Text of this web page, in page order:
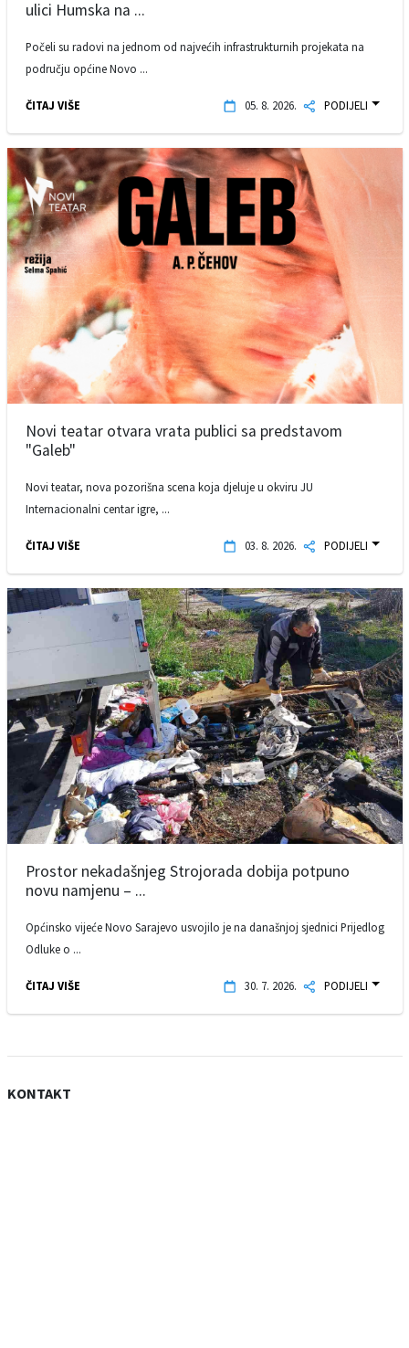
ulici Humska na ...
Počeli su radovi na jednom od najvećih infrastrukturnih projekata na
području općine Novo ...
ČITAJ VIŠE 05. 8. 2026. PODIJELI
Novi teatar otvara vrata publici sa predstavom
"Galeb"
Novi teatar, nova pozorišna scena koja djeluje u okviru JU
Internacionalni centar igre, ...
ČITAJ VIŠE 03. 8. 2026. PODIJELI
Prostor nekadašnjeg Strojorada dobija potpuno
novu namjenu – ...
Općinsko vijeće Novo Sarajevo usvojilo je na današnjoj sjednici Prijedlog
Odluke o ...
ČITAJ VIŠE 30. 7. 2026. PODIJELI
KONTAKT